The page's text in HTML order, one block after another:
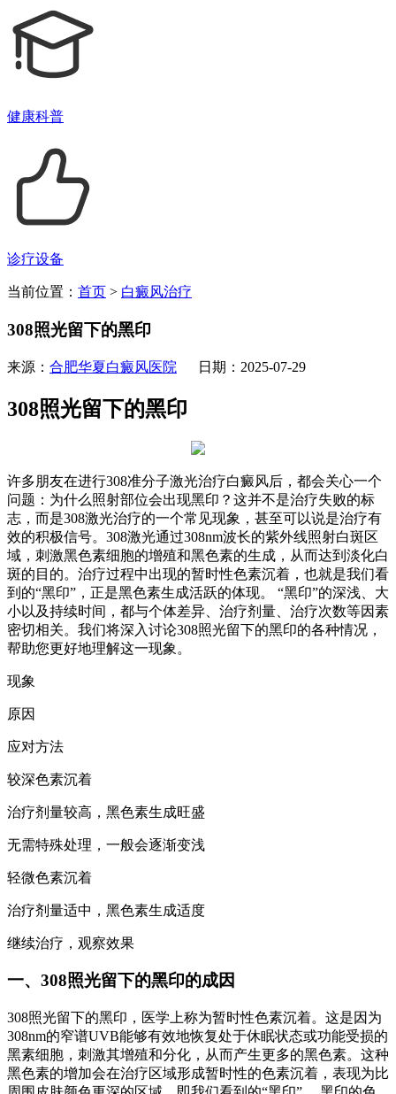
健康科普
诊疗设备
当前位置： 首页 > 白癜风治疗
308照光留下的黑印
来源： 合肥华夏白癜风医院 日期：2025-07-29
308照光留下的黑印
许多朋友在进行308准分子激光治疗白癜风后，都会关心一个
问题：为什么照射部位会出现黑印？这并不是治疗失败的标
志，而是308激光治疗的一个常见现象，甚至可以说是治疗有
效的积极信号。308激光通过308nm波长的紫外线照射白斑区
域，刺激黑色素细胞的增殖和黑色素的生成，从而达到淡化白
斑的目的。治疗过程中出现的暂时性色素沉着，也就是我们看
到的“黑印”，正是黑色素生成活跃的体现。 “黑印”的深浅、大
小以及持续时间，都与个体差异、治疗剂量、治疗次数等因素
密切相关。我们将深入讨论308照光留下的黑印的各种情况，
帮助您更好地理解这一现象。
现象
原因
应对方法
较深色素沉着
治疗剂量较高，黑色素生成旺盛
无需特殊处理，一般会逐渐变浅
轻微色素沉着
治疗剂量适中，黑色素生成适度
继续治疗，观察效果
一、308照光留下的黑印的成因
308照光留下的黑印，医学上称为暂时性色素沉着。这是因为
308nm的窄谱UVB能够有效地恢复处于休眠状态或功能受损的
黑素细胞，刺激其增殖和分化，从而产生更多的黑色素。这种
黑色素的增加会在治疗区域形成暂时性的色素沉着，表现为比